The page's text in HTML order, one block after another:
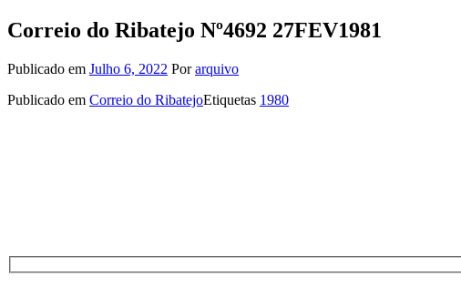
Correio do Ribatejo Nº4692 27FEV1981
Publicado em Julho 6, 2022 Porarquivo
Publicado em Correio do RibatejoEtiquetas 1980